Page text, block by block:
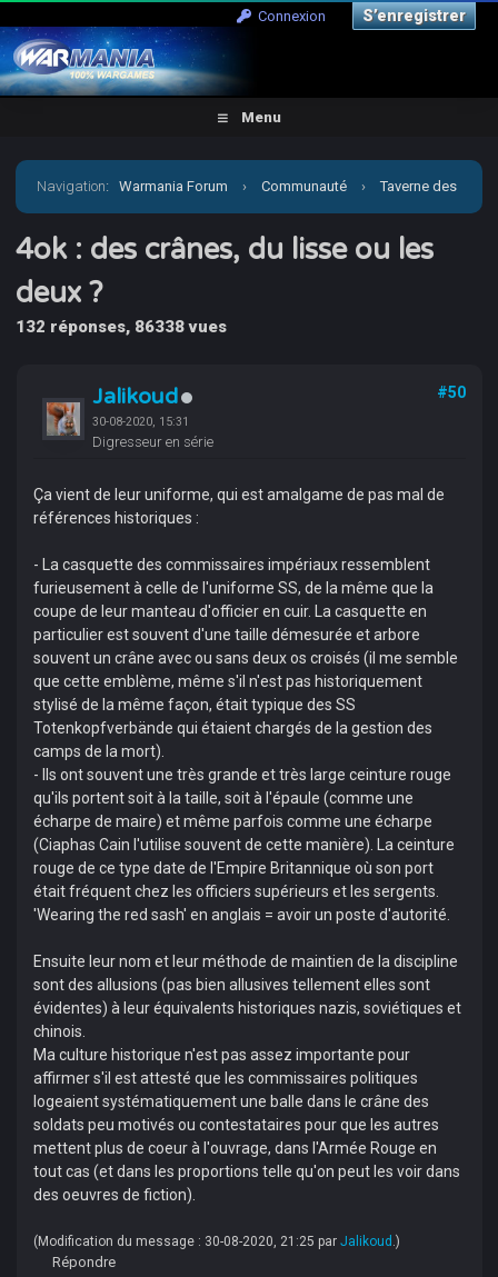
Connexion S’enregistrer
Menu
Navigation:Warmania Forum › Communauté › Taverne des
joueurs › 4ok : des crânes, du lisse ou les deux ?
4ok : des crânes, du lisse ou les
deux ?
132 réponses, 86338 vues
Jalikoud
30-08-2020, 15:31
Digresseur en série
#50
Ça vient de leur uniforme, qui est amalgame de pas mal de
références historiques :
- La casquette des commissaires impériaux ressemblent
furieusement à celle de l'uniforme SS, de la même que la
coupe de leur manteau d'officier en cuir. La casquette en
particulier est souvent d'une taille démesurée et arbore
souvent un crâne avec ou sans deux os croisés (il me semble
que cette emblème, même s'il n'est pas historiquement
stylisé de la même façon, était typique des SS
Totenkopfverbände qui étaient chargés de la gestion des
camps de la mort).
- Ils ont souvent une très grande et très large ceinture rouge
qu'ils portent soit à la taille, soit à l'épaule (comme une
écharpe de maire) et même parfois comme une écharpe
(Ciaphas Cain l'utilise souvent de cette manière). La ceinture
rouge de ce type date de l'Empire Britannique où son port
était fréquent chez les officiers supérieurs et les sergents.
'Wearing the red sash' en anglais = avoir un poste d'autorité.
Ensuite leur nom et leur méthode de maintien de la discipline
sont des allusions (pas bien allusives tellement elles sont
évidentes) à leur équivalents historiques nazis, soviétiques et
chinois.
Ma culture historique n'est pas assez importante pour
affirmer s'il est attesté que les commissaires politiques
logeaient systématiquement une balle dans le crâne des
soldats peu motivés ou contestataires pour que les autres
mettent plus de coeur à l'ouvrage, dans l'Armée Rouge en
tout cas (et dans les proportions telle qu'on peut les voir dans
des oeuvres de fiction).
(Modification du message : 30-08-2020, 21:25 par Jalikoud .)
Répondre